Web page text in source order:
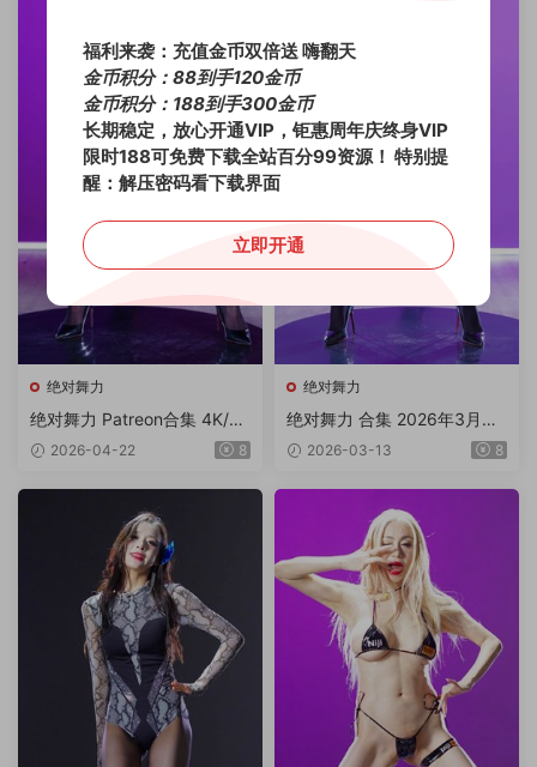
绝对舞力
绝对舞力 Patreon合集 4K/4.
07G2026-04-22 8
绝对舞力
绝对舞力 合集 2026年3月上
旬P1/4V 4K/4.01G
2026-03-13 8
福利来袭：充值金币双倍送 嗨翻天
金币积分：88到手120金币
金币积分：188到手300金币
长期稳定，放心开通VIP，钜惠周年庆终身VIP
限时188可免费下载全站百分99资源！ 特别提
醒：解压密码看下载界面
立即开通